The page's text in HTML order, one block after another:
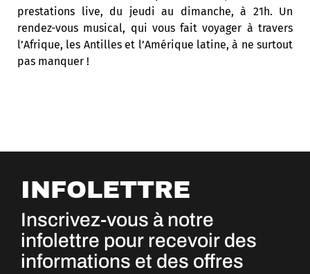
prestations live, du jeudi au dimanche, à 21h. Un
rendez-vous musical, qui vous fait voyager à travers
l’Afrique, les Antilles et l’Amérique latine, à ne surtout
pas manquer !
INFOLETTRE
Inscrivez-vous à notre
infolettre pour recevoir des
informations et des offres